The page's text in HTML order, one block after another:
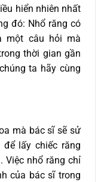
hiển nhiên nhất
đó: Nhổ răng có
một câu hỏi mà
thời gian gần
ta hãy cùng
mà bác sĩ sẽ sử
lấy chiếc răng
Việc nhổ răng chỉ
của bác sĩ trong